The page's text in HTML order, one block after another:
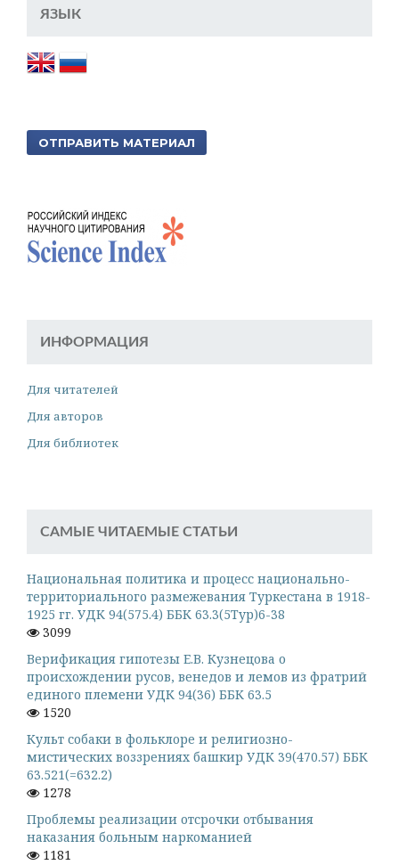
ЯЗЫК
ОТПРАВИТЬ МАТЕРИАЛ
ИНФОРМАЦИЯ
Для читателей
Для авторов
Для библиотек
САМЫЕ ЧИТАЕМЫЕ СТАТЬИ
Национальная политика и процесс национально-
территориального размежевания Туркестана в 1918-
1925 гг. УДК 94(575.4) ББК 63.3(5Тур)6-38
3099
Верификация гипотезы Е.В. Кузнецова о
происхождении русов, венедов и лемов из фратрий
единого племени УДК 94(36) ББК 63.5
1520
Культ собаки в фольклоре и религиозно-
мистических воззрениях башкир УДК 39(470.57) ББК
63.521(=632.2)
1278
Проблемы реализации отсрочки отбывания
наказания больным наркоманией
1181